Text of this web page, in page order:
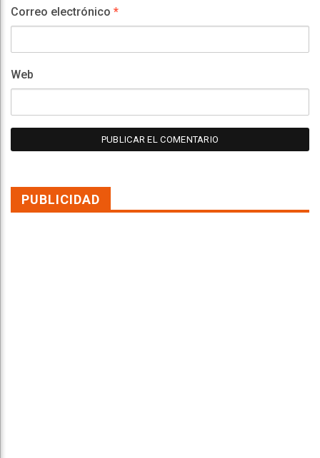
Correo electrónico *
Web
PUBLICIDAD